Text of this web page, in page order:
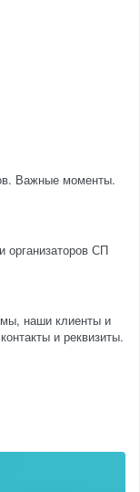
Важные моменты.
организаторов СП
наши клиенты и
и реквизиты.